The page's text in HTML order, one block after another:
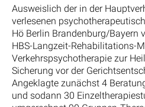
Ausweislich der in der
verlesenen
Hö Berlin Brandenburg/Bayern
HBS-Langzeit-Rehabilitations-
Verkehrspsychotherapie zur
Sicherung vor der
Angeklagte zunächst 4
und sodann 30